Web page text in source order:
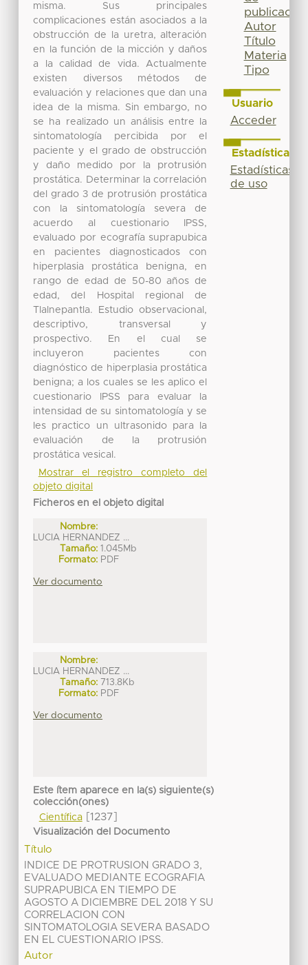
misma. Sus principales
complicaciones están asociados a la
obstrucción de la uretra, alteración
en la función de la micción y daños
a la calidad de vida. Actualmente
existen diversos métodos de
evaluación y relaciones que dan una
idea de la misma. Sin embargo, no
se ha realizado un análisis entre la
sintomatología percibida por el
paciente y el grado de obstrucción
y daño medido por la protrusión
prostática. Determinar la correlación
del grado 3 de protrusión prostática
con la sintomatología severa de
acuerdo al cuestionario IPSS,
evaluado por ecografía suprapubica
en pacientes diagnosticados con
hiperplasia prostática benigna, en
rango de edad de 50-80 años de
edad, del Hospital regional de
Tlalnepantla. Estudio observacional,
descriptivo, transversal y
prospectivo. En el cual se
incluyeron pacientes con
diagnóstico de hiperplasia prostática
benigna; a los cuales se les aplico el
cuestionario IPSS para evaluar la
intensidad de su sintomatología y se
les practico un ultrasonido para la
evaluación de la protrusión
prostática vesical.
Mostrar el registro completo del
objeto digital
Ficheros en el objeto digital
Nombre:
LUCIA HERNANDEZ ...
Tamaño: 1.045Mb
Formato: PDF
Ver documento
Nombre:
LUCIA HERNANDEZ ...
Tamaño: 713.8Kb
Formato: PDF
Ver documento
Este ítem aparece en la(s) siguiente(s)
colección(ones)
Científica[1237]
Visualización del Documento
Título
INDICE DE PROTRUSION GRADO 3,
EVALUADO MEDIANTE ECOGRAFIA
SUPRAPUBICA EN TIEMPO DE
AGOSTO A DICIEMBRE DEL 2018 Y SU
CORRELACION CON
SINTOMATOLOGIA SEVERA BASADO
EN EL CUESTIONARIO IPSS.
Autor
publicación
Autor
Título
Materia
Tipo
Usuario
Acceder
Estadísticas
Estadísticas
de uso